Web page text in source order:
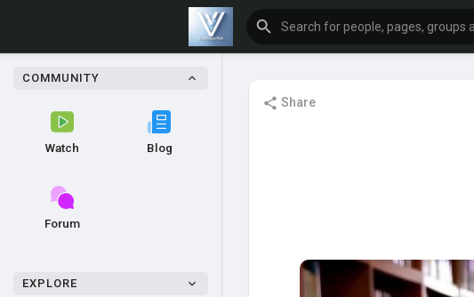
COMMUNITY
Watch Blog
Forum
EXPLORE
Share